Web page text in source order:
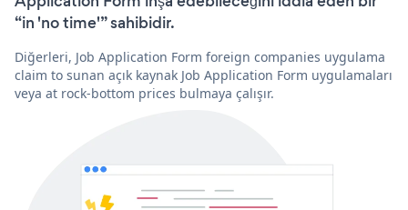
“in 'no time'” sahibidir.
Diğerleri, Job Application Form foreign companies uygulama
claim to sunan açık kaynak Job Application Form uygulamaları
veya at rock-bottom prices bulmaya çalışır.